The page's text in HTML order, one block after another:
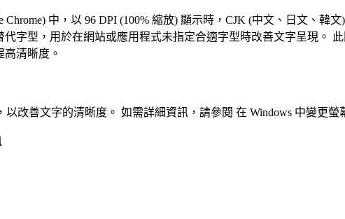
Chrome) 中，以 96 DPI (100% 縮放) 顯示時，CJK (中文、日文、韓
字型，用於在網站或應用程式未指定合適字型時改善文字呈現。
清晰度。
改善文字的清晰度。 如需詳細資訊，請參閱 在 Windows 中變更螢